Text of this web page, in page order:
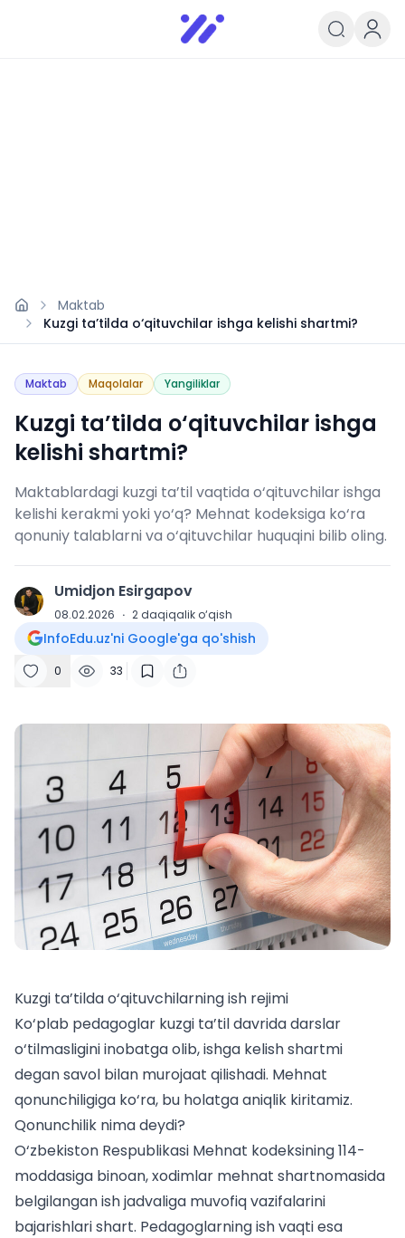
Infoedu
Ta&#039;lim xabarlari va
Maktab
Kuzgi ta’tilda o‘qituvchilar ishga kelishi shartmi?
Maktab Maqolalar Yangiliklar
Kuzgi ta’tilda o‘qituvchilar ishga
kelishi shartmi?
Maktablardagi kuzgi ta’til vaqtida o‘qituvchilar ishga
kelishi kerakmi yoki yo‘q? Mehnat kodeksiga ko‘ra
qonuniy talablarni va o‘qituvchilar huquqini bilib oling.
U Umidjon Esirgapov
08.02.2026 · 2 daqiqalik o‘qish
InfoEdu.uz'ni Google'ga qo'shish
0 33
Kuzgi ta’tilda o‘qituvchilarning ish rejimi
Ko‘plab pedagoglar kuzgi ta’til davrida darslar
o‘tilmasligini inobatga olib, ishga kelish shartmi
degan savol bilan murojaat qilishadi. Mehnat
qonunchiligiga ko‘ra, bu holatga aniqlik kiritamiz.
Qonunchilik nima deydi?
O‘zbekiston Respublikasi Mehnat kodeksining 114-
moddasiga binoan, xodimlar mehnat shartnomasida
belgilangan ish jadvaliga muvofiq vazifalarini
bajarishlari shart. Pedagoglarning ish vaqti esa